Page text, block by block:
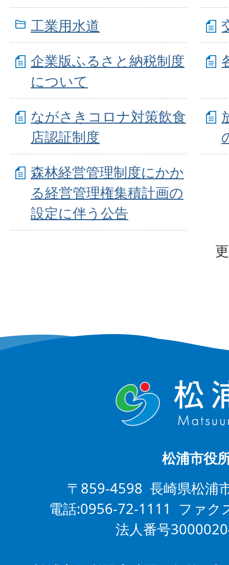
工業用水道
企業版ふるさと納税制度
について
ながさきコロナ対策飲食
店認証制度
森林経営管理制度にかか
る経営管理権集積計画の
設定に伴う公告
松浦市役
〒859-4598 長崎県松浦
電話:0956-72-1111 ファ
法人番号